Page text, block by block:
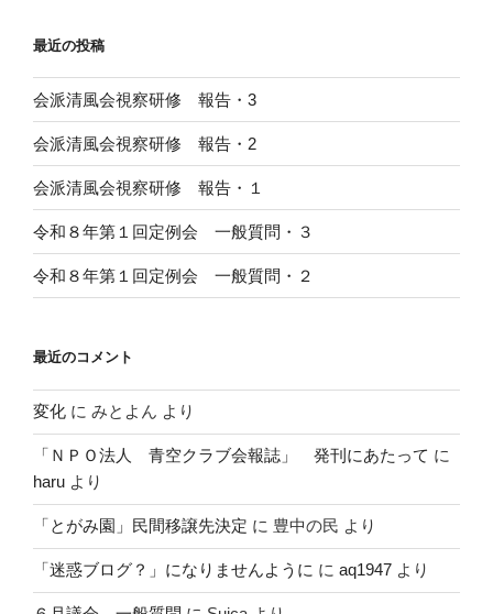
最近の投稿
会派清風会視察研修 報告・3
会派清風会視察研修 報告・2
会派清風会視察研修 報告・１
令和８年第１回定例会 一般質問・３
令和８年第１回定例会 一般質問・２
最近のコメント
変化 に みとよん より
「ＮＰＯ法人 青空クラブ会報誌」 発刊にあたって に
haru より
「とがみ園」民間移譲先決定 に 豊中の民 より
「迷惑ブログ？」になりませんように に aq1947 より